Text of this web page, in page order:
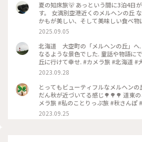
夏の知床旅🐻 あっという間に3泊4日
す。 女満別空港近くのメルヘンの丘
かもが美しい、そして美味しい食べ物
で守っていけるのかな？ ・ #ゆるり夏時間 #アートな景
海道旅行 #女満別 #メルヘンの丘
2025.09.05
北海道 大空町の「メルヘンの丘」へ. 思わず写真に残したく
なるような景色でした. 童話や物語に
丘に行けて幸せ. #カメラ旅 #北海道 #大空町 #網走 #私のこ
とりっぷ旅 #秋さんぽ
2023.09.28
とってもビューティフルなメルヘン
だん秋が近づいてる感じ🌳🌳🌳 道東のこの感じが大好き🗾 #カ
2023.09.25